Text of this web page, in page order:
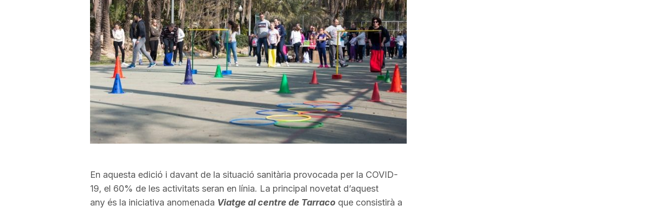
a
r
a
g
o
incrementar
o
disminuir
el
volum.
En aquesta edició i davant de la situació sanitària provocada per la COVID-
19, el 60% de les activitats seran en línia. La principal novetat d’aquest
any és la iniciativa anomenada Viatge al centre de Tarracoque consistirà a